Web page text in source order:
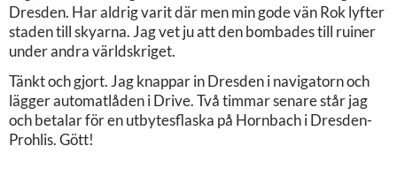
Dresden. Har aldrig varit där men min gode vän Rok lyfter
staden till skyarna. Jag vet ju att den bombades till ruiner
under andra världskriget.
Tänkt och gjort. Jag knappar in Dresden i navigatorn och
lägger automatlåden i Drive. Två timmar senare står jag
och betalar för en utbytesflaska på Hornbach i Dresden-
Prohlis. Gött!